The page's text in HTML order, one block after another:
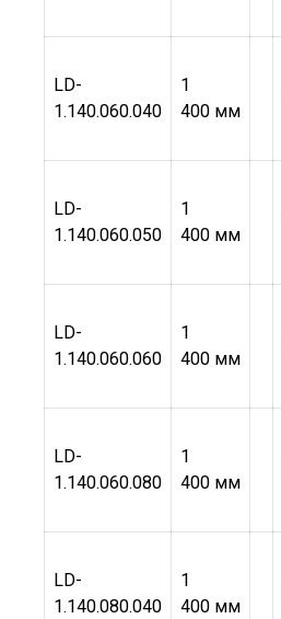
LD-
1.140.060.040
1
400 мм
LD-
1.140.060.050
1
400 мм
LD-
1.140.060.060
1
400 мм
LD-
1.140.060.080
1
400 мм
LD-
1.140.080.040
1
400 мм